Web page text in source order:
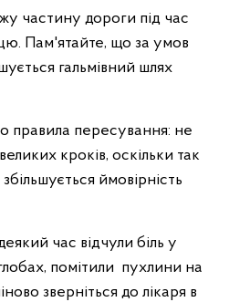
частину дороги під час
Пам'ятайте, що за умов
гальмівний шлях
правила пересування: не
кроків, оскільки так
ймовірність
час відчули біль у
помітили пухлини на
зверніться до лікаря в